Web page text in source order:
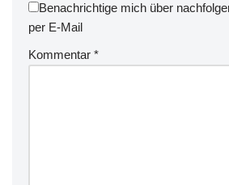
Benachrichtige mich über
per E-Mail
Kommentar *